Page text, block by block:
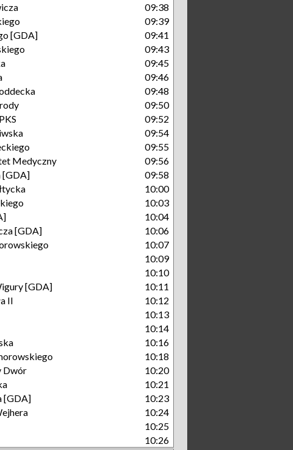
09:38
09:39
[GDA]
09:41
09:43
09:45
09:46
09:48
09:50
09:52
09:54
09:55
Medyczny
09:56
[GDA]
09:58
10:00
10:03
10:04
[GDA]
10:06
10:07
10:09
10:10
[GDA]
10:11
II
10:12
10:13
10:14
10:16
10:18
Dwór
10:20
10:21
[GDA]
10:23
10:24
10:25
10:26